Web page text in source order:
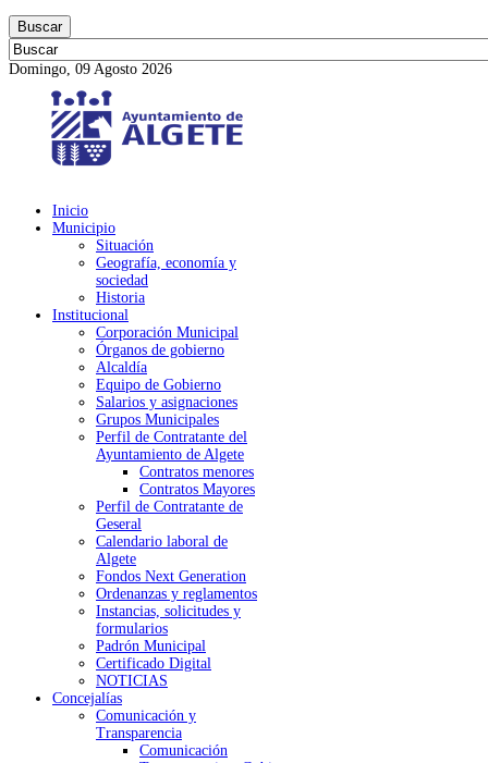
Buscar
Domingo, 09 Agosto 2026
Inicio
Municipio
Situación
Geografía, economía y
sociedad
Historia
Institucional
Corporación Municipal
Órganos de gobierno
Alcaldía
Equipo de Gobierno
Salarios y asignaciones
Grupos Municipales
Perfil de Contratante del
Ayuntamiento de Algete
Contratos menores
Contratos Mayores
Perfil de Contratante de
Geseral
Calendario laboral de
Algete
Fondos Next Generation
Ordenanzas y reglamentos
Instancias, solicitudes y
formularios
Padrón Municipal
Certificado Digital
NOTICIAS
Concejalías
Comunicación y
Transparencia
Comunicación